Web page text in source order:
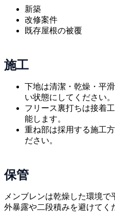
新築
改修案件
既存屋根の被覆
施工
下地は清潔・乾燥・平
い状態にしてください。
フリース裏打ちは接着
能します。
重ね部は採用する施工
ださい。
保管
メンブレンは乾燥した環境
外暴露や二段積みを避けてく